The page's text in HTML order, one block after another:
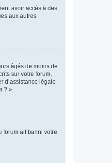
avoir accès à des
aux autres
âgés de moins de
sur votre forum,
d’assistance légale
? ».
forum ait banni votre